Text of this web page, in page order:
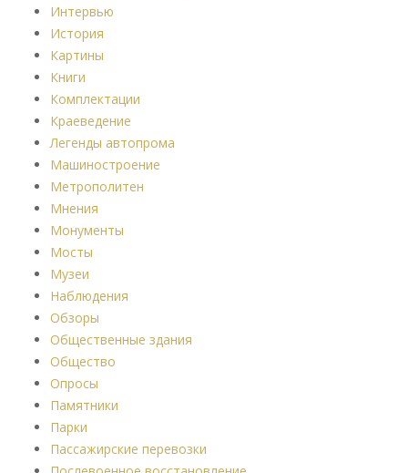
Интервью
История
Картины
Книги
Комплектации
Краеведение
Легенды автопрома
Машиностроение
Метрополитен
Мнения
Монументы
Мосты
Музеи
Наблюдения
Обзоры
Общественные здания
Общество
Опросы
Памятники
Парки
Пассажирские перевозки